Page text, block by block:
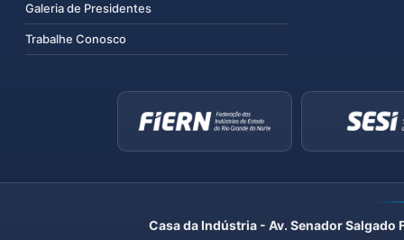
Galeria de Presidentes
Trabalhe Conosco
Casa da Indústria - Av. Senador